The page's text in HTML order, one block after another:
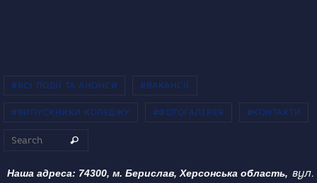
#ВСІ ПОДІЇ ТА АНОНСИ #ВАКАНСІЇ
#ВИПУСКНИКИ КОЛЕДЖУ #ФОТОГАЛЕРЕЯ #КОНТАКТИ
Search
Наша адреса: 74300, м. Берислав, Херсонська область, вул.